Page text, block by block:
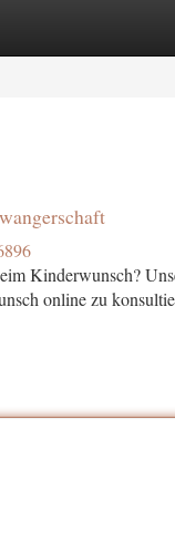
Kinderwunsch?
online zu